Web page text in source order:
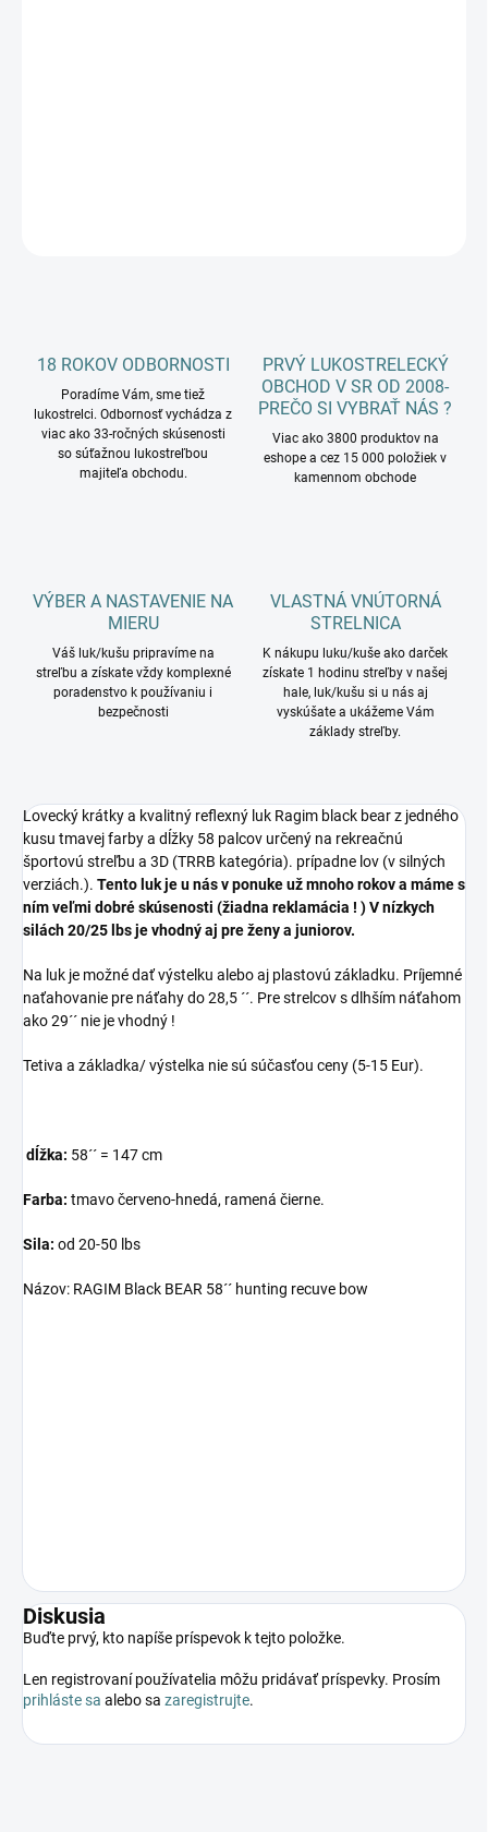
18 ROKOV ODBORNOSTI
Poradíme Vám, sme tiež
lukostrelci. Odbornosť vychádza z
viac ako 33-ročných skúsenosti
so súťažnou lukostreľbou
majiteľa obchodu.
PRVÝ LUKOSTRELECKÝ
OBCHOD V SR OD 2008-
PREČO SI VYBRAŤ NÁS ?
Viac ako 3800 produktov na
eshope a cez 15 000 položiek v
kamennom obchode
VÝBER A NASTAVENIE NA
MIERU
Váš luk/kušu pripravíme na
streľbu a získate vždy komplexné
poradenstvo k používaniu i
bezpečnosti
VLASTNÁ VNÚTORNÁ
STRELNICA
K nákupu luku/kuše ako darček
získate 1 hodinu streľby v našej
hale, luk/kušu si u nás aj
vyskúšate a ukážeme Vám
základy streľby.
Lovecký krátky a kvalitný reflexný luk Ragim black bear z jedného
kusu tmavej farby a dĺžky 58 palcov určený na rekreačnú
športovú streľbu a 3D (TRRB kategória). prípadne lov (v silných
verziách.). Tento luk je u nás v ponuke už mnoho rokov a máme s
ním veľmi dobré skúsenosti (žiadna reklamácia ! ) V nízkych
silách 20/25 lbs je vhodný aj pre ženy a juniorov.
Na luk je možné dať výstelku alebo aj plastovú základku. Príjemné
naťahovanie pre náťahy do 28,5 ´´. Pre strelcov s dlhším náťahom
ako 29´´ nie je vhodný !
Tetiva a základka/ výstelka nie sú súčasťou ceny (5-15 Eur).
dĺžka: 58´´ = 147 cm
Farba: tmavo červeno-hnedá, ramená čierne.
Sila: od 20-50 lbs
Názov: RAGIM Black BEAR 58´´ hunting recuve bow
Diskusia
Buďte prvý, kto napíše príspevok k tejto položke.
Len registrovaní používatelia môžu pridávať príspevky. Prosím
prihláste sa alebo sa zaregistrujte.